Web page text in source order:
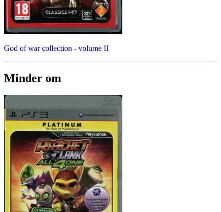
God of war collection - volume II
Minder om